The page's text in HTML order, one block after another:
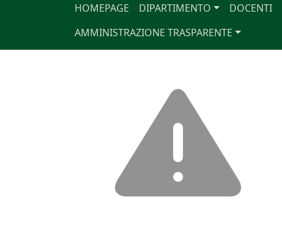
HOMEPAGE DIPARTIMENTO DOCENTI
AMMINISTRAZIONE TRASPARENTE